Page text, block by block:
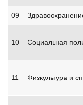
09
10 Социальная
11 Физкультура и